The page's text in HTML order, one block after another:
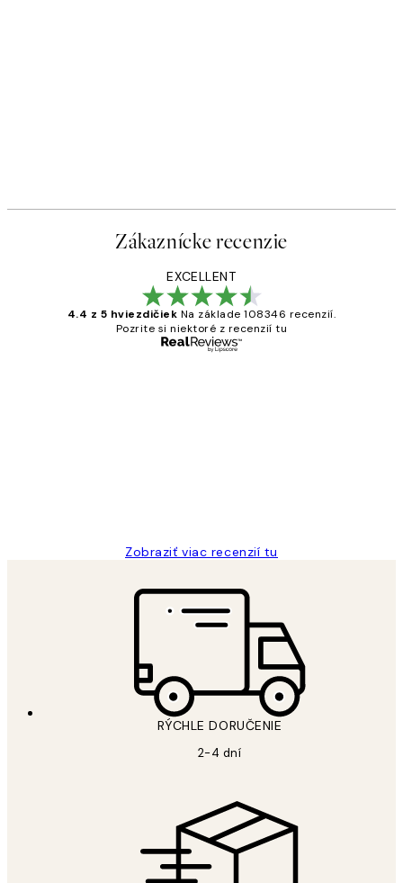
Zákaznícke recenzie
EXCELLENT
4.4 z 5 hviezdičiek Na základe 108346 recenzií.
Pozrite si niektoré z recenzií tu
Zobraziť viac recenzií tu
RÝCHLE DORUČENIE
2-4 dní